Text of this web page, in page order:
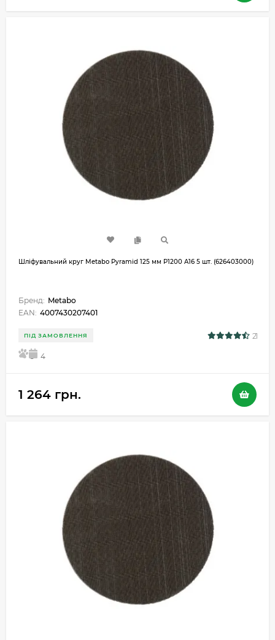
Шліфувальний круг Metabo Pyramid 125 мм P1200 A16 5 шт. (626403000)
Бренд: Metabo
EAN: 4007430207401
ПІД ЗАМОВЛЕННЯ 21
5 4
1 264 грн.